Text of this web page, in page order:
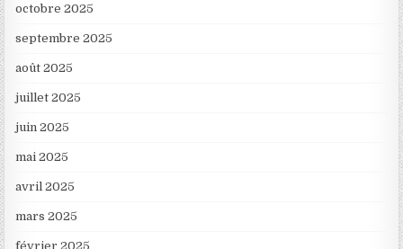
octobre 2025
septembre 2025
août 2025
juillet 2025
juin 2025
mai 2025
avril 2025
mars 2025
février 2025